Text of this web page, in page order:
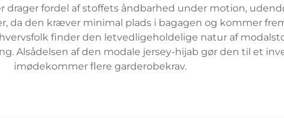
fordel af stoffets åndbarhed under motion,
da den kræver minimal plads i bagagen og kommer
finder den letvedligeholdelige natur af
Alsådelsen af den modale jersey-hijab gør den til et
imødekommer flere garderobekrav.